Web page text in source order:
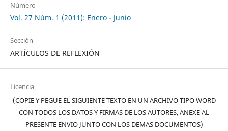
Número
Vol. 27 Núm. 1 (2011): Enero - Junio
Sección
ARTÍCULOS DE REFLEXIÓN
Licencia
(COPIE Y PEGUE EL SIGUIENTE TEXTO EN UN ARCHIVO TIPO WORD
CON TODOS LOS DATOS Y FIRMAS DE LOS AUTORES, ANEXE AL
PRESENTE ENVIO JUNTO CON LOS DEMAS DOCUMENTOS)